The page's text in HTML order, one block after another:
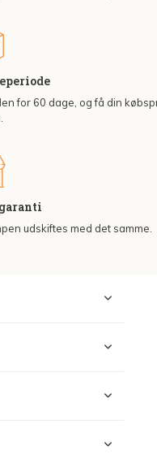
for 60 dage, og få din
udskiftes med det samme.